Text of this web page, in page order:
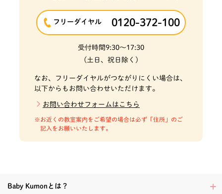
フリーダイヤル 0120-372-100
受付時間9:30～17:30
(土日、祝日除く)
なお、フリーダイヤルがつながりにくい場合は、
以下からもお問い合わせいただけます。
お問い合わせフォームはこちら
お近くの教室案内をご希望の場合は必ず「住所」のご
記入をお願いいたします。
Baby Kumonとは？